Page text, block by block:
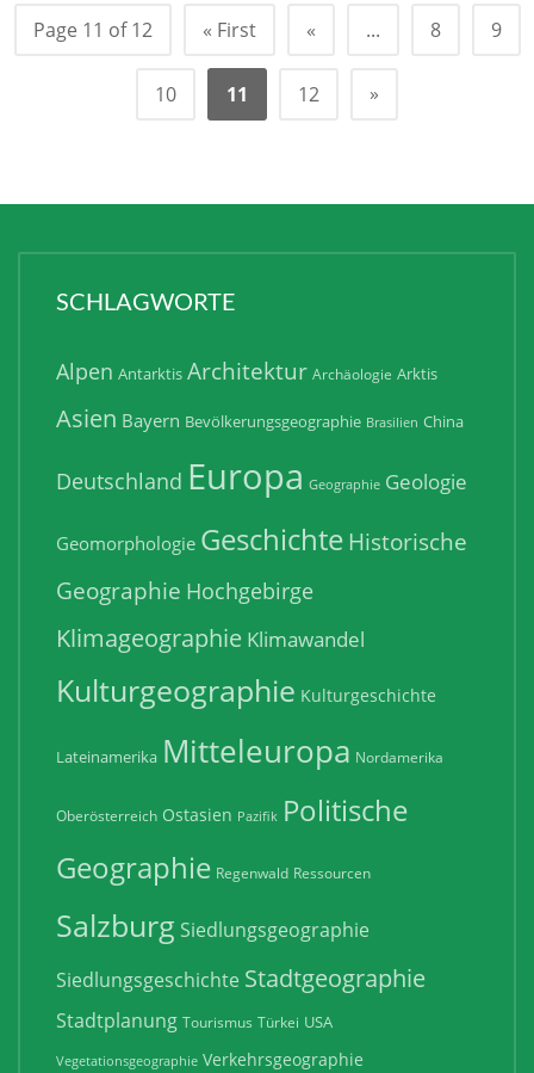
Page 11 of 12 « First « ... 8 9
10 11 12 »
SCHLAGWORTE
Alpen Antarktis Architektur Archäologie Arktis
Asien Bayern Bevölkerungsgeographie Brasilien China
Deutschland Europa Geographie Geologie
Geomorphologie GeschichteHistorische
Geographie Hochgebirge
Klimageographie Klimawandel
Kulturgeographie Kulturgeschichte
Lateinamerika Mitteleuropa Nordamerika
Oberösterreich Ostasien Pazifik Politische
Geographie Regenwald Ressourcen
Salzburg Siedlungsgeographie
Siedlungsgeschichte Stadtgeographie
Stadtplanung Tourismus Türkei USA
Vegetationsgeographie Verkehrsgeographie